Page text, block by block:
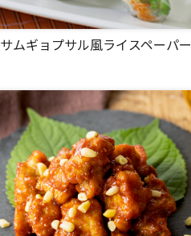
サムギョプサル風ライスペーパー